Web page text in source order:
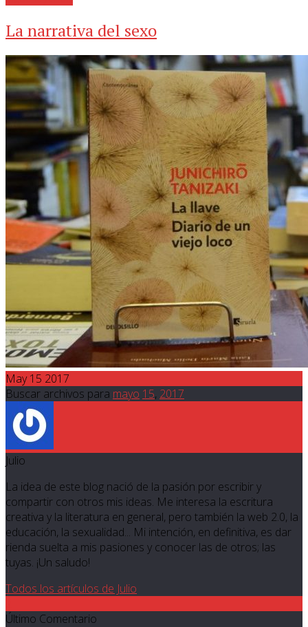
La narrativa del sexo
May 15 2017
Buscar archivos para mayo 15, 2017
Julio
La idea de este blog nació de la pasión por escribir y
compartir con otros mis ideas. Me interesa la escritura
creativa y la literatura en general, pero también la web 2.0, la
educación, la sexualidad... Mi intención, en definitiva, es dar
rienda suelta a mis pasiones y conocer las de otros; las
tuyas. ¡Un saludo!
Todos los artículos de Julio
Último Comentario